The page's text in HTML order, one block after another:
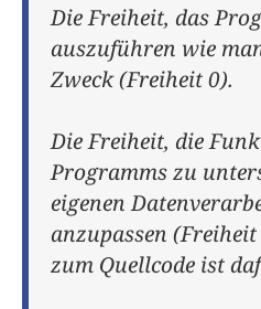
Die Freiheit, das
auszuführen wie
Zweck (Freiheit 0).
Die Freiheit, die
Programms zu
eigenen
anzupassen
zum Quellcode ist